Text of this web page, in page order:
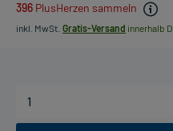
396 PlusHerzen sammeln
inkl. MwSt. Gratis-Versand innerhalb D.